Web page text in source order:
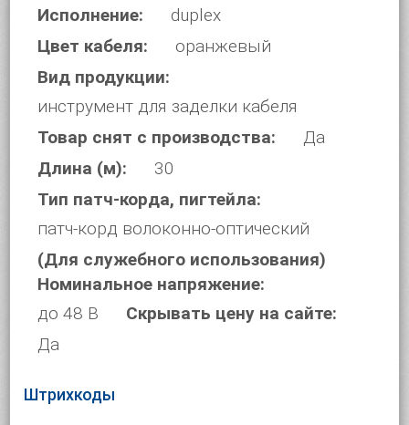
Исполнение:
duplex
Цвет кабеля:
оранжевый
Вид продукции:
инструмент для заделки кабеля
Товар снят с производства:
Да
Длина (м):
30
Тип патч-корда, пигтейла:
патч-корд волоконно-оптический
(Для служебного использования)
Номинальное напряжение:
до 48 В
Скрывать цену на сайте:
Да
Штрихкоды